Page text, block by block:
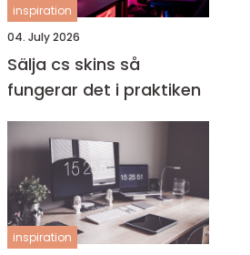
inspiration
04. July 2026
Sälja cs skins så
fungerar det i praktiken
inspiration